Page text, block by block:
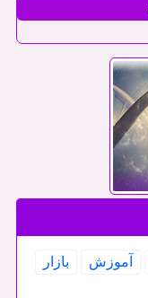
آموزش
بازار